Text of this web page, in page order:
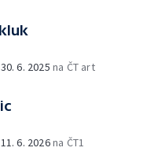
30. 6. 2025 na ČT art
11. 6. 2026na ČT1